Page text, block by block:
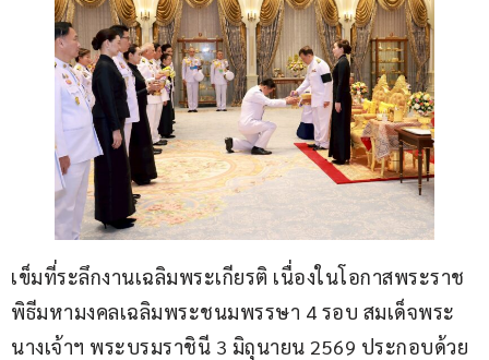
เข็มที่ระลึกงานเฉลิมพระเกียรติ เนื่องในโอกาสพระราช
พิธีมหามงคลเฉลิมพระชนมพรรษา 4 รอบ สมเด็จพระ
นางเจ้าฯ พระบรมราชินี 3 มิถุนายน 2569 ประกอบด้วย